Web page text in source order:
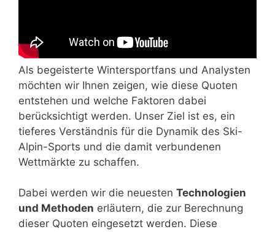
Als begeisterte Wintersportfans und Analysten
möchten wir Ihnen zeigen, wie diese Quoten
entstehen und welche Faktoren dabei
berücksichtigt werden. Unser Ziel ist es, ein
tieferes Verständnis für die Dynamik des Ski-
Alpin-Sports und die damit verbundenen
Wettmärkte zu schaffen.
Dabei werden wir die neuesten Technologien
und Methoden erläutern, die zur Berechnung
dieser Quoten eingesetzt werden. Diese